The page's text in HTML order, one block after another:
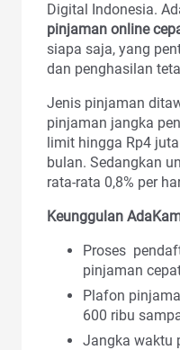
Digital Indonesia.
pinjaman online
siapa saja, yang
dan penghasilan
Jenis pinjaman
pinjaman jangka
limit hingga Rp4
bulan. Sedangkan
rata-rata 0,8% per
Keunggulan
Proses
pinjaman
Plafon
600 ribu
Jangka waktu